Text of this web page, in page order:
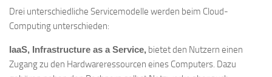
Drei unterschiedliche Servicemodelle werden beim Cloud-
Computing unterschieden:
IaaS, Infrastructure as a Service, bietet den Nutzern einen
Zugang zu den Hardwareressourcen eines Computers. Dazu